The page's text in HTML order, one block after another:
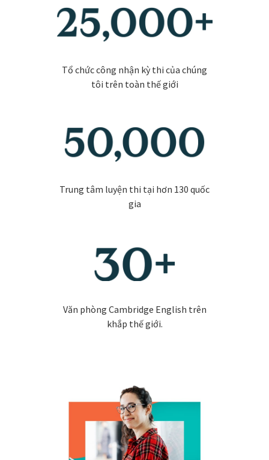
Tổ chức công nhận kỳ thi của chúng
tôi trên toàn thế giới
Trung tâm luyện thi tại hơn 130 quốc
gia
Văn phòng Cambridge English trên
khắp thế giới.